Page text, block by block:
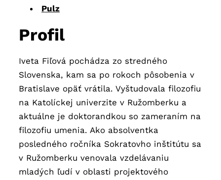
Pulz
Profil
Iveta Fiľová pochádza zo stredného
Slovenska, kam sa po rokoch pôsobenia v
Bratislave opäť vrátila. Vyštudovala filozofiu
na Katolíckej univerzite v Ružomberku a
aktuálne je doktorandkou so zameraním na
filozofiu umenia. Ako absolventka
posledného ročníka Sokratovho inštitútu sa
v Ružomberku venovala vzdelávaniu
mladých ľudí v oblasti projektového